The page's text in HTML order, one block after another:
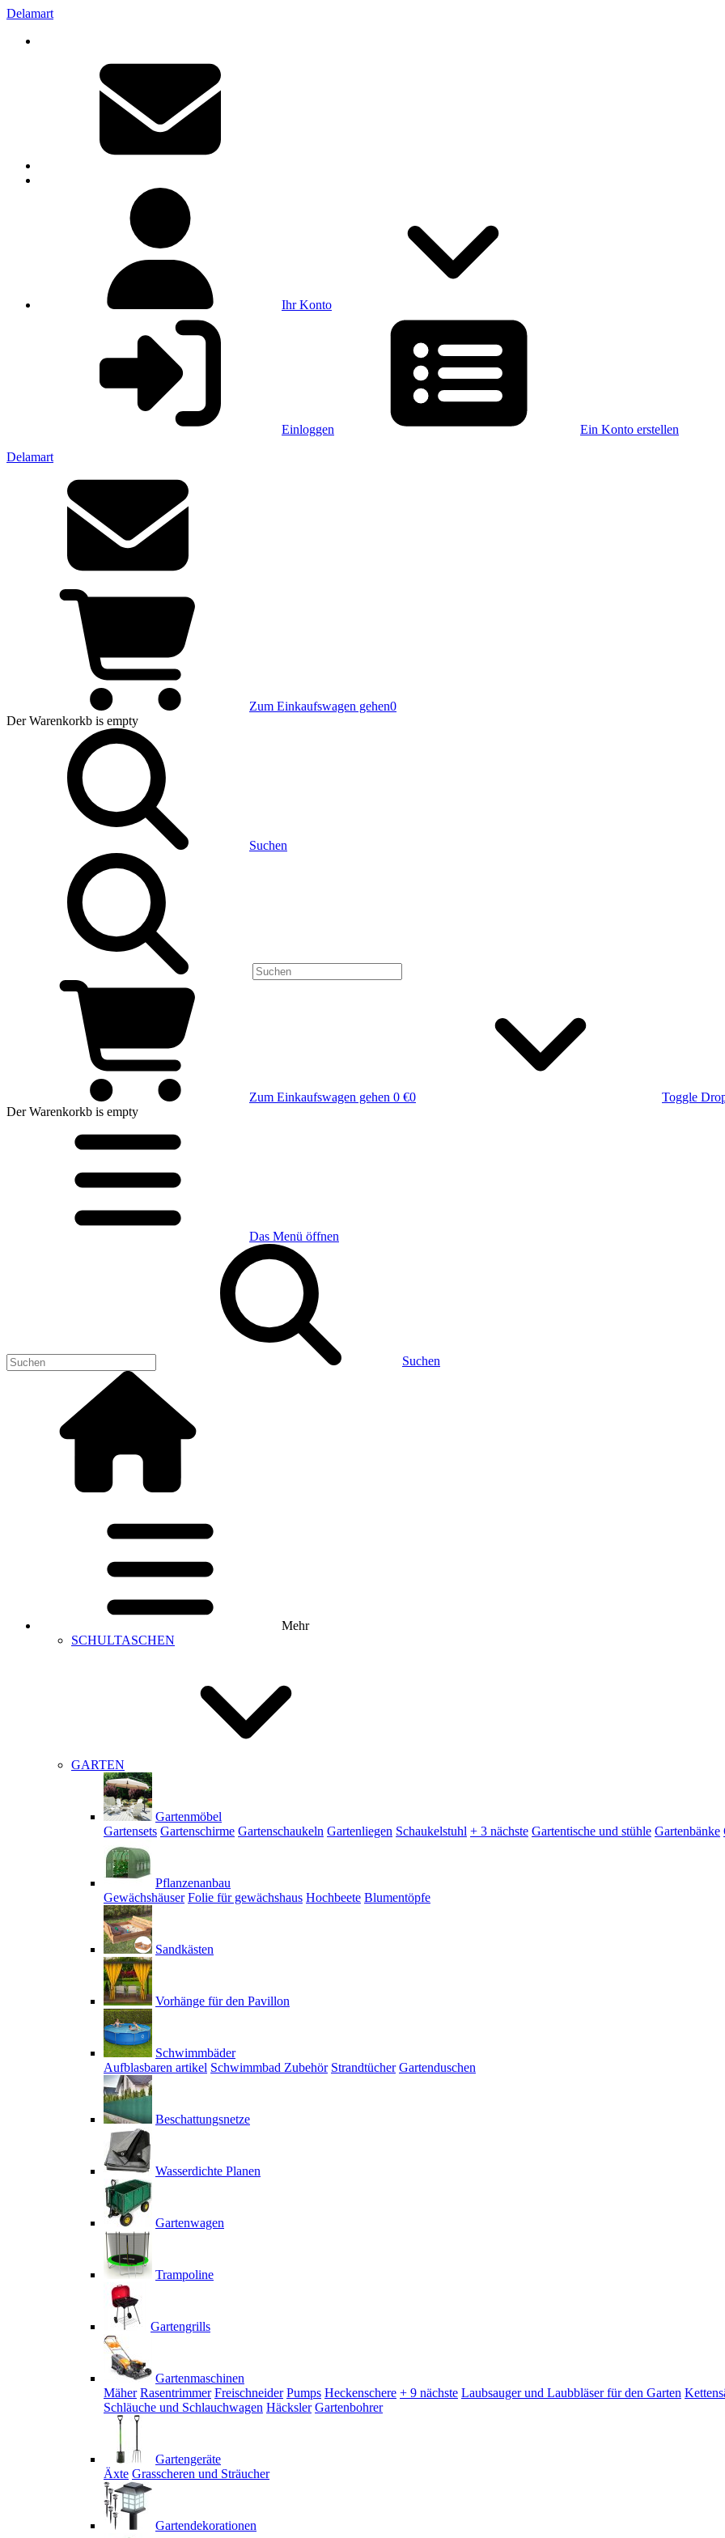
Delamart
Ihr Konto
Einloggen Ein Konto erstellen
Delamart
Zum Einkaufswagen gehen0
Der Warenkorkb is empty
Suchen
Zum Einkaufswagen gehen 0 €0
Toggle
Der Warenkorkb is empty
Das Menü öffnen
Suchen
Mehr
SCHULTASCHEN
GARTEN
Gartenmöbel
Gartensets Gartenschirme Gartenschaukeln Gartenliegen Schaukelstuhl + 3 nächste Gartentische und stühle Gartenbänke
Pflanzenanbau
Gewächshäuser Folie für gewächshaus Hochbeete Blumentöpfe
Sandkästen
Vorhänge für den Pavillon
Schwimmbäder
Aufblasbaren artikel Schwimmbad Zubehör Strandtücher Gartenduschen
Beschattungsnetze
Wasserdichte Planen
Gartenwagen
Trampoline
Gartengrills
Gartenmaschinen
Mäher Rasentrimmer Freischneider Pumps Heckenschere + 9 nächste Laubsauger und Laubbläser für den Garten
Schläuche und Schlauchwagen Häcksler Gartenbohrer
Gartengeräte
Äxte Grasscheren und Sträucher
Gartendekorationen